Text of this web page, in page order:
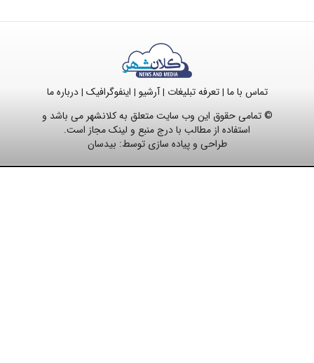
تماس با ما |تعرفه تبلیغات |آرشیو | اینفوگرافیک |درباره ما
© تمامی حقوق این وب سایت متعلق به کلانشهر می باشد و
استفاده از مطالب با درج منبع و لینک مجاز است.
طراحی و پیاده سازی توسط: بیدسان